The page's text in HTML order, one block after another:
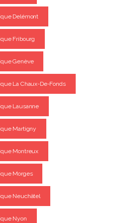
Delémont
Fribourg
Genève
La Chaux-De-Fonds
Lausanne
Martigny
Montreux
Morges
Neuchâtel
Nyon